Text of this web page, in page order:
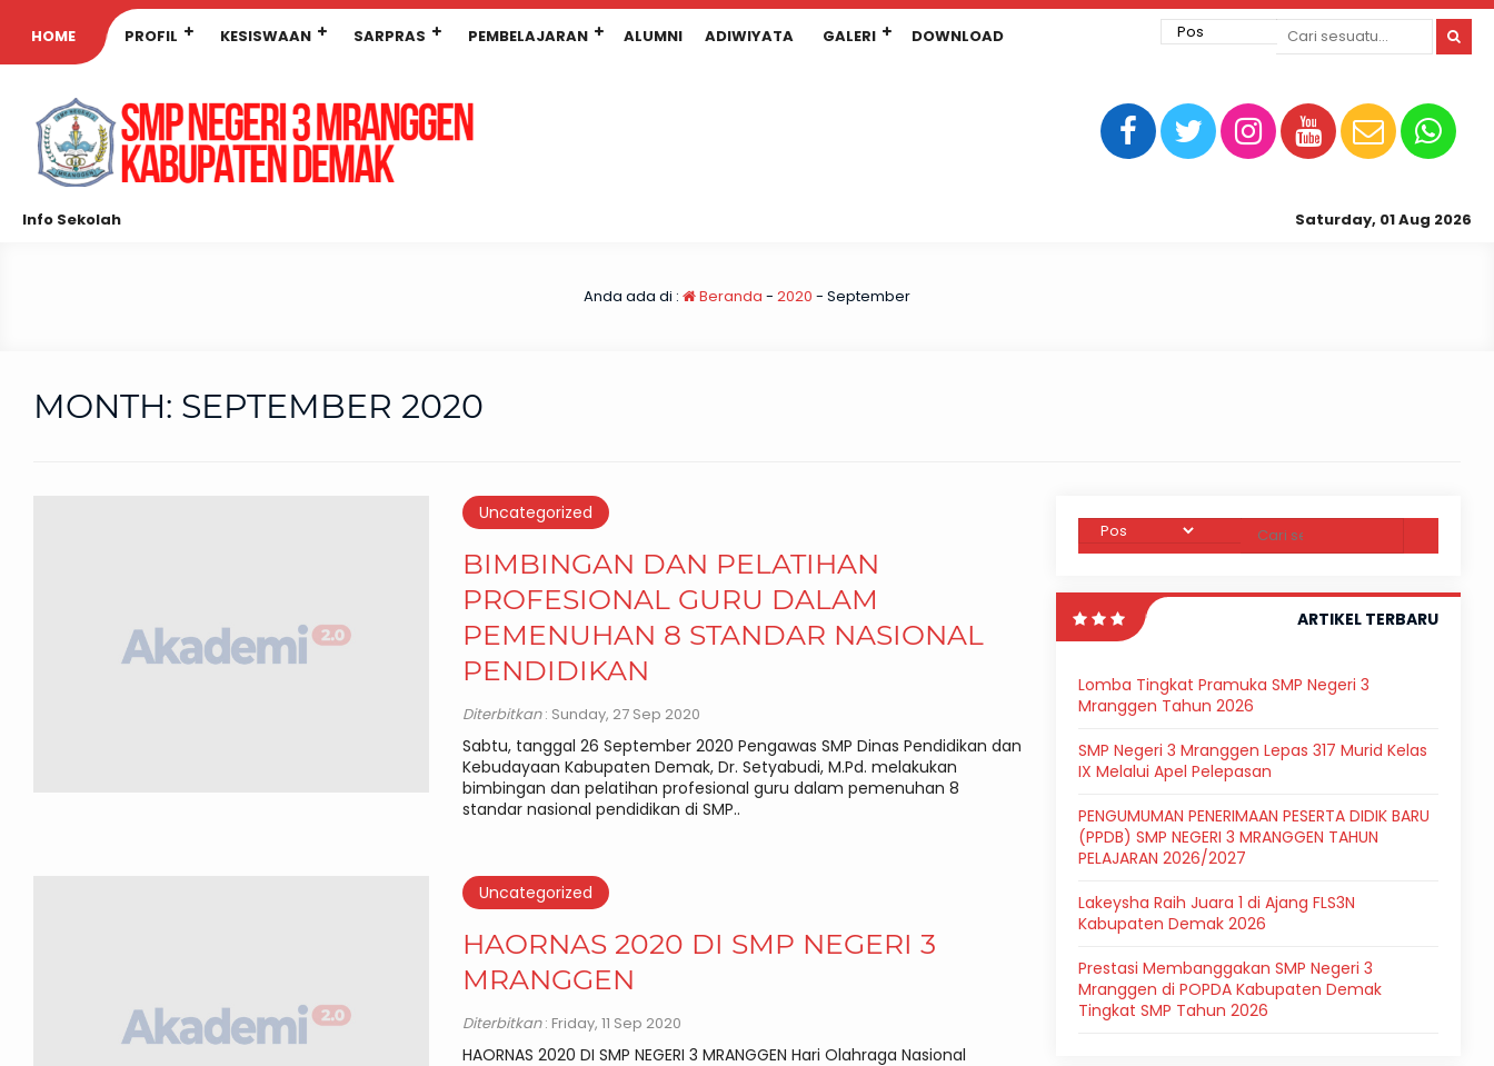
HOME PROFIL KESISWAAN SARPRAS PEMBELAJARAN ALUMNI ADIWIYATA GALERI DOWNLOAD
Info Sekolah Saturday, 01 Aug 2026
Anda ada di : Beranda - 2020 - September
MONTH: SEPTEMBER 2020
Uncategorized
BIMBINGAN DAN PELATIHAN
PROFESIONAL GURU DALAM
PEMENUHAN 8 STANDAR NASIONAL
PENDIDIKAN
Diterbitkan: Sunday, 27 Sep 2020
Sabtu, tanggal 26 September 2020 Pengawas SMP Dinas Pendidikan dan
Kebudayaan Kabupaten Demak, Dr. Setyabudi, M.Pd. melakukan
bimbingan dan pelatihan profesional guru dalam pemenuhan 8
standar nasional pendidikan di SMP..
Uncategorized
HAORNAS 2020 DI SMP NEGERI 3
MRANGGEN
Diterbitkan: Friday, 11 Sep 2020
HAORNAS 2020 DI SMP NEGERI 3 MRANGGEN Hari Olahraga Nasional
ARTIKEL TERBARU
Lomba Tingkat Pramuka SMP Negeri 3
Mranggen Tahun 2026
SMP Negeri 3 Mranggen Lepas 317 Murid Kelas
IX Melalui Apel Pelepasan
PENGUMUMAN PENERIMAAN PESERTA DIDIK BARU
(PPDB) SMP NEGERI 3 MRANGGEN TAHUN
PELAJARAN 2026/2027
Lakeysha Raih Juara 1 di Ajang FLS3N
Kabupaten Demak 2026
Prestasi Membanggakan SMP Negeri 3
Mranggen di POPDA Kabupaten Demak
Tingkat SMP Tahun 2026